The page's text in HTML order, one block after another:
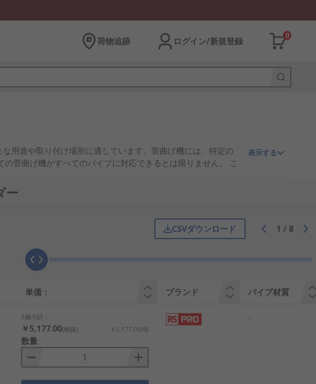
荷物追跡 ログイン/新規登録
0
用途や取り付け場所に適しています。菅曲げ機には、特定の
菅曲げ機がすべてのパイプに対応できるとは限りません。 こ
ドルを備えています。曲げるパイプのサイズによって 加える
。一部の菅曲げ機は、さまざまなパイプサイズに対応できる
ります。
きれいで滑らかな曲がりを保証できます。又、パイプがゆが
また、多くの製品はベンチバイスと互換性があり、よりヘビー
ている高品質で信頼性の高いパイプベンダーの製品を取り揃
表示する
ー
CSVダウンロード 1 / 8
単価： ブランド パイプ材質
1個小計：
￥5,177.00(税抜) ￥5,177.00/個
数量
-